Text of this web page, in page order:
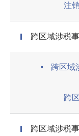
注
跨区域涉税
跨区域
跨
跨区域涉税